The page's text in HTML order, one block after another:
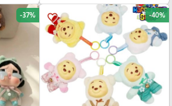
favorite_border -40%
-37%